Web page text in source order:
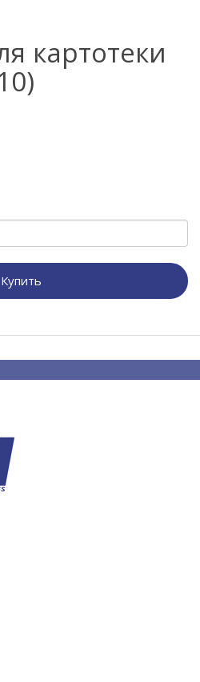
картотеки
Купить